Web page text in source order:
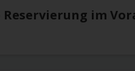
anschließend die im